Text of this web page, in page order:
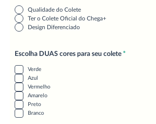
Qualidade do Colete
Ter o Colete Oficial do Chega+
Design Diferenciado
Escolha DUAS cores para seu colete *
Verde
Azul
Vermelho
Amarelo
Preto
Branco